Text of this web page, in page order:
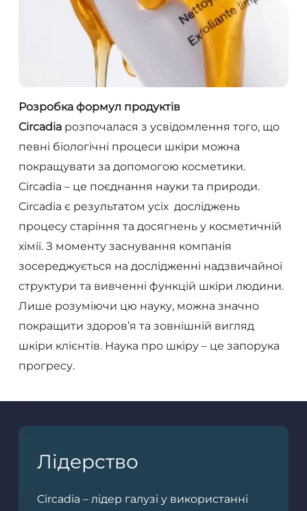
Розробка формул продуктів
Circadiaрозпочалася з усвідомлення того, що
певні біологічні процеси шкіри можна
покращувати за допомогою косметики.
Circadia – це поєднання науки та природи.
Circadia є результатом усіх досліджень
процесу старіння та досягнень у косметичній
хімії. З моменту заснування компанія
зосереджується на дослідженні надзвичайної
структури та вивченні функцій шкіри людини.
Лише розуміючи цю науку, можна значно
покращити здоров’я та зовнішній вигляд
шкіри клієнтів. Наука про шкіру – це запорука
прогресу.
Лідерство
Circadia – лідер галузі у використанні